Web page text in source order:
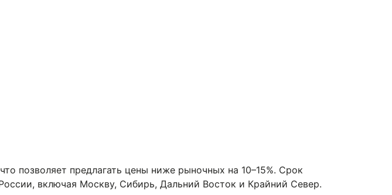
позволяет предлагать цены ниже рыночных на 10–15%. Срок
включая Москву, Сибирь, Дальний Восток и Крайний Север.